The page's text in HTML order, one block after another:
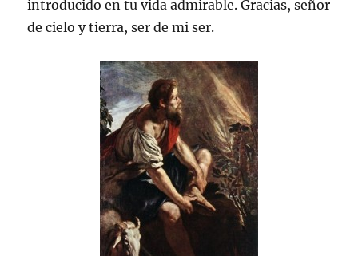
introducido en tu vida admirable. Gracias, señor
de cielo y tierra, ser de mi ser.